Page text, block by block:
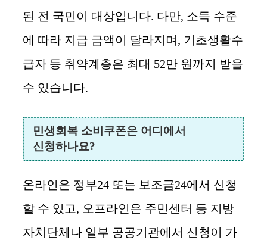
된 전 국민이 대상입니다. 다만, 소득 수준
에 따라 지급 금액이 달라지며, 기초생활수
급자 등 취약계층은 최대 52만 원까지 받을
수 있습니다.
민생회복 소비쿠폰은 어디에서
신청하나요?
온라인은 정부24 또는 보조금24에서 신청
할 수 있고, 오프라인은 주민센터 등 지방
자치단체나 일부 공공기관에서 신청이 가